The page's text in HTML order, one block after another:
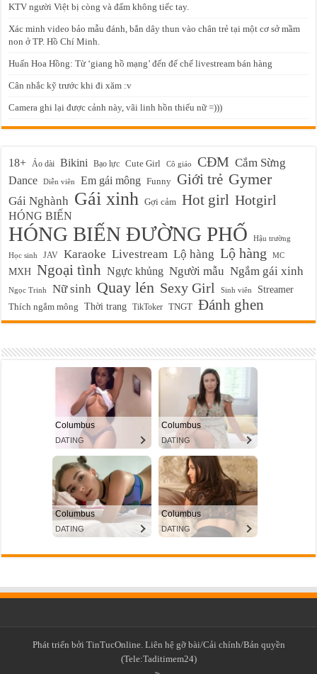
KTV người Việt bị còng và đấm không tiếc tay.
Xác minh video bảo mẫu đánh, bắn dây thun vào chân trẻ tại một cơ sở mầm
non ở TP. Hồ Chí Minh.
Huấn Hoa Hồng: Từ ‘giang hồ mạng’ đến đế chế livestream bán hàng
Cân nhắc kỹ trước khi đi xăm :v
Camera ghi lại được cảnh này, vãi linh hồn thiếu nữ =)))
18+ Áo dài Bikini Bạo lực Cute Girl Cô giáo CĐM Cắm Sừng
Dance Diễn viên Em gái mông Funny Giới trẻ Gymer
Gái Nghành Gái xinh Gợi cảm Hot girl Hotgirl
HÓNG BIẾN
HÓNG BIẾN ĐƯỜNG PHỐ
Hậu trường
Học sinh
JAV Karaoke Livestream Lộ hàng Lộ hàng MC
MXH Ngoại tình Ngực khủng Người mẫu Ngắm gái xinh
Ngọc Trinh Nữ sinh Quay lén Sexy Girl Sinh viên Streamer
Thích ngắm mông Thời trang TikToker TNGT Đánh ghen
Phát triển bởi TinTucOnline. Liên hệ gỡ bài/Cải chính/Bản quyền
(Tele:Taditimem24)